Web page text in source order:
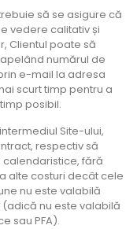
să se asigure că
vedere calitativ și
Clientul poate să
numărul de
e-mail la adresa
scurt timp pentru a
posibil.
Site-ului,
respectiv să
calendaristice, fără
alte costuri decât cele
nu este valabilă
nu este valabilă
sau PFA).